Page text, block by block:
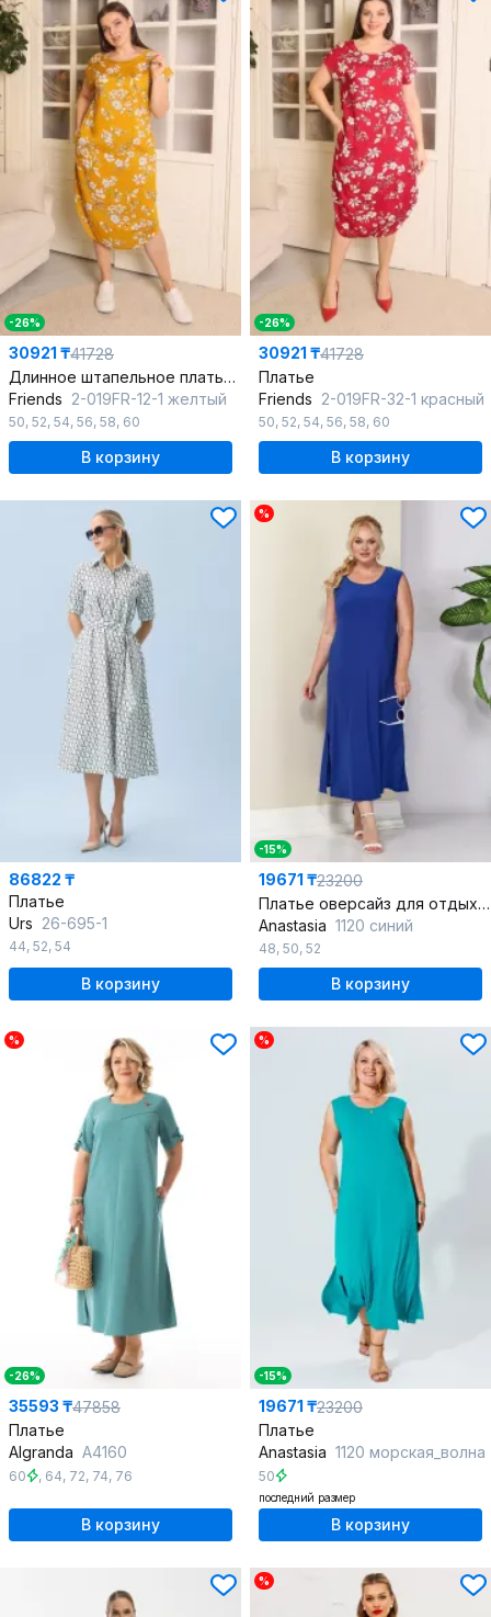
-26%
30921 ₸41728
Длинное штапельное платье с карманами и воздушным силуэтом
Friends 2-019FR-12-1 желтый
50, 52, 54, 56, 58, 60
В корзину
-26%
30921 ₸41728
Платье
Friends 2-019FR-32-1 красный
50, 52, 54, 56, 58, 60
В корзину
86822 ₸
Платье
Urs 26-695-1
44, 52, 54
В корзину
%
-15%
19671 ₸23200
Платье оверсайз для отдыха из вискозы и трикотажа
Anastasia 1120 синий
48, 50, 52
В корзину
%
-26%
35593 ₸47858
Платье
Algranda А4160
60 , 64, 72, 74, 76
В корзину
%
-15%
19671 ₸23200
Платье
Anastasia 1120 морская_волна
50
последний размер
В корзину
%